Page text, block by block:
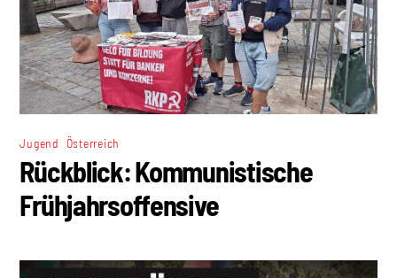
Jugend Österreich
Rückblick: Kommunistische
Frühjahrsoffensive